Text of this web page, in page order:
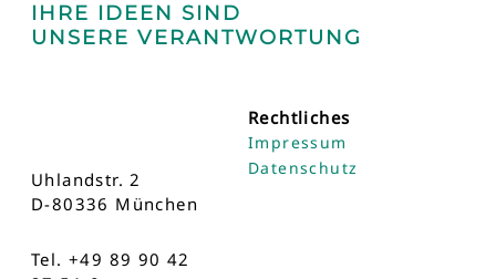
IHRE IDEEN SIND
UNSERE VERANTWORTUNG
Uhlandstr. 2
D-80336 München
Tel. +49 89 90 42
Rechtliches
Impressum
Datenschutz